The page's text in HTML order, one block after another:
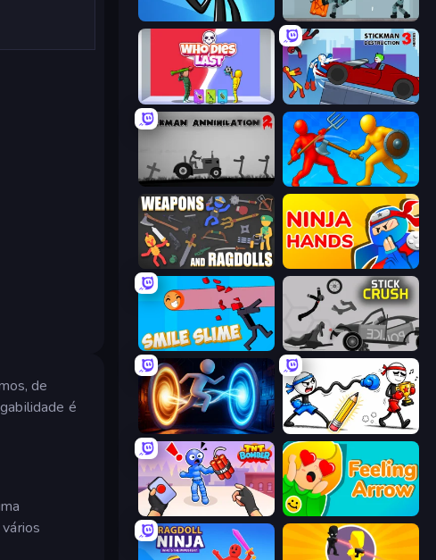
de
é
Mad Stick
Who Dies Last? Stickman Destruction 3 Heroes
Stickman Annihilation 2 Epic Sword Battle! Fight in Arena
Weapons and Ragdolls Ninja Hands
Smile Slime Stick Crush
Portal Escape Doodle Smash
TNT Bomber Feeling Arrow